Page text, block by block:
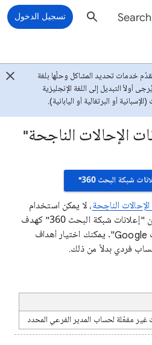
تسجيل الدخول
خدمات تحديد المشاكل وحلّها بلغة
أولاً التبديل إلى اللغة الإنجليزية
أو البرتغالية أو اليابانية).
الإحالات الناجحة"
شبكة البحث 360"
الناجحة، لا يمكن استخدام
أهداف حساب المدير الفرعي من "إعلانات شبكة البحث 360" كهدف
إحالة ناجحة لحملات "إعلانات Google". يمكنك اختيار أهداف
فردي بدلاً من ذلك.
غير مفعّلة لحساب المدير الفرعي المحدد